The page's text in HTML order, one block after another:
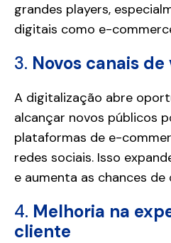
grandes players,
digitais como e-
3. Novos canais
A digitalização abre
alcançar novos públicos
plataformas de e-
redes sociais. Isso
e aumenta as chances de
4. Melhoria na
cliente